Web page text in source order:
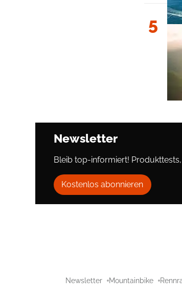
5
Newsletter
Bleib top-informiert!
Kostenlos abonnieren
Newsletter Mountainbike